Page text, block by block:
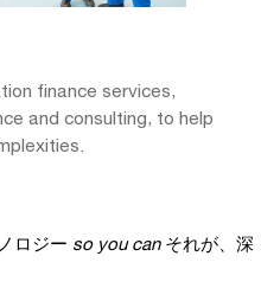
finance services,
and consulting, to help
ロジー so you can それが、深